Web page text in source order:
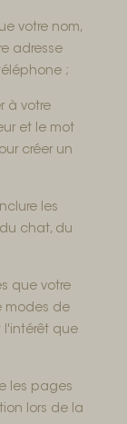
votre nom,
adresse
;
à votre
et le mot
créer un
les
chat, du
que votre
modes de
l'intérêt que
les pages
lors de la